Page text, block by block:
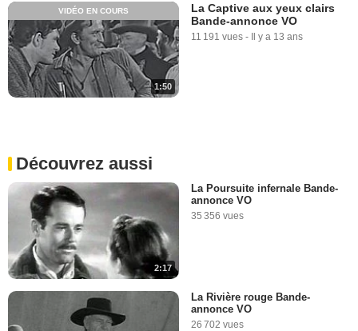
1:50
VIDÉO EN COURS
La Captive aux yeux clairs
Bande-annonce VO
11 191 vues - Il y a 13 ans
Découvrez aussi
2:17
La Poursuite infernale Bande-
annonce VO
35 356 vues
La Rivière rouge Bande-
annonce VO
26 702 vues